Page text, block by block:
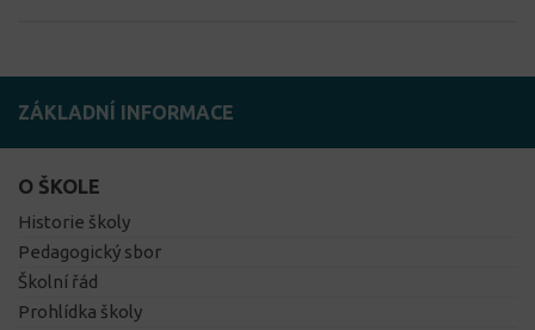
ZÁKLADNÍ INFORMACE
O ŠKOLE
Historie školy
Pedagogický sbor
Školní řád
Prohlídka školy